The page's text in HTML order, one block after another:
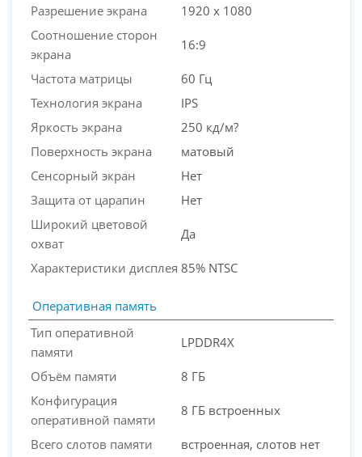
Разрешение экрана
1920 x 1080
Соотношение сторон
экрана
16:9
Частота матрицы
60 Гц
Технология экрана
IPS
Яркость экрана
250 кд/м?
Поверхность экрана
матовый
Сенсорный экран
Нет
Защита от царапин
Нет
Широкий цветовой
охват
Да
Характеристики дисплея 85% NTSC
Оперативная память
Тип оперативной
памяти
LPDDR4X
Объём памяти
8 ГБ
Конфигурация
оперативной памяти
8 ГБ встроенных
Всего слотов памяти встроенная, слотов нет